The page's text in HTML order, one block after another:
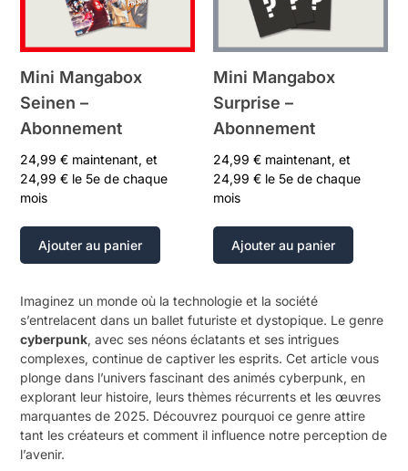
Mini Mangabox
Seinen –
Abonnement
24,99€ maintenant, et
24,99€ le 5e de chaque
mois
Ajouter au panier
Mini Mangabox
Surprise –
Abonnement
24,99 € maintenant, et
24,99 € le 5e de chaque
mois
Ajouter au panier
Imaginez un monde où la technologie et la société
s’entrelacent dans un ballet futuriste et dystopique. Le genre
cyberpunk, avec ses néons éclatants et ses intrigues
complexes, continue de captiver les esprits. Cet article vous
plonge dans l’univers fascinant des animés cyberpunk, en
explorant leur histoire, leurs thèmes récurrents et les œuvres
marquantes de 2025. Découvrez pourquoi ce genre attire
tant les créateurs et comment il influence notre perception de
l’avenir.